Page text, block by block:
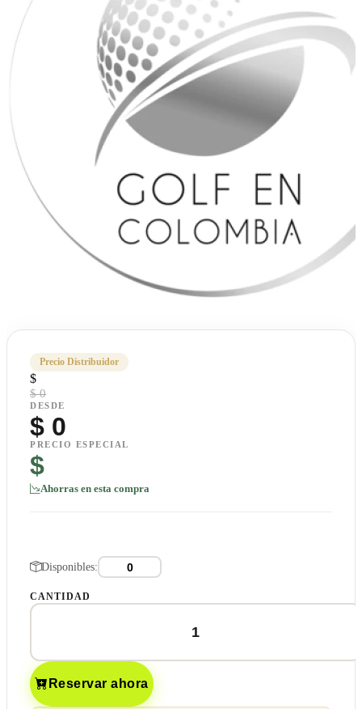
Precio Distribuidor
$
$ 0
DESDE
$ 0
PRECIO ESPECIAL
$
Ahorras en esta compra
Disponibles:
CANTIDAD
Reservar ahora